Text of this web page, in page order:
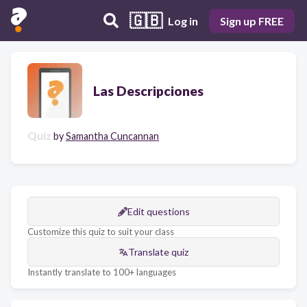
🇬🇧 Log in Sign up FREE
Las Descripciones
Quiz bySamantha Cuncannan
Edit questions
Customize this quiz to suit your class
Translate quiz
Instantly translate to 100+ languages